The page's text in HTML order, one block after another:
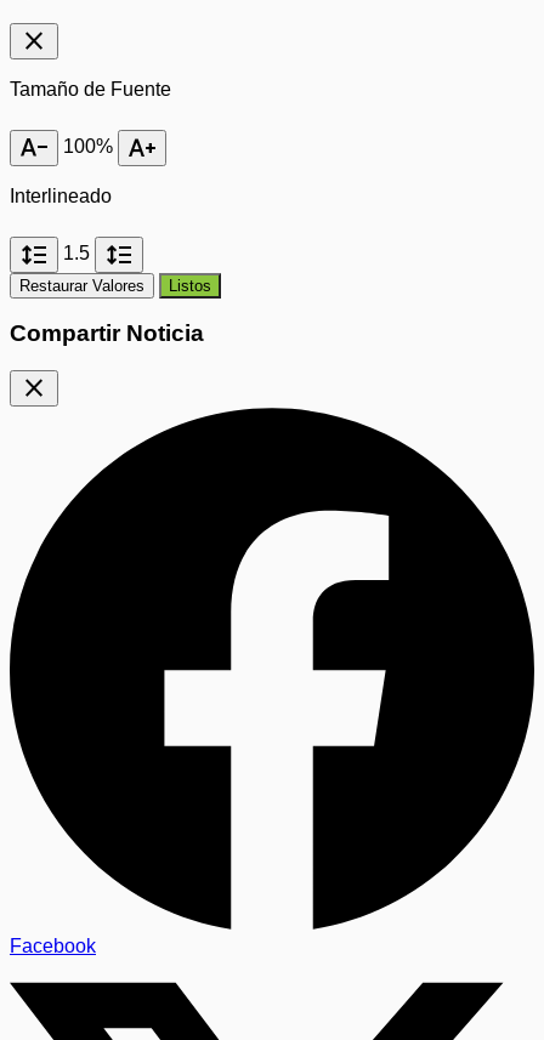
close
Tamaño de Fuente
text_decrease 100% text_increase
Interlineado
format_line_spacing 1.5 format_line_spacing
Restaurar Valores Listos
Compartir Noticia
close
Facebook